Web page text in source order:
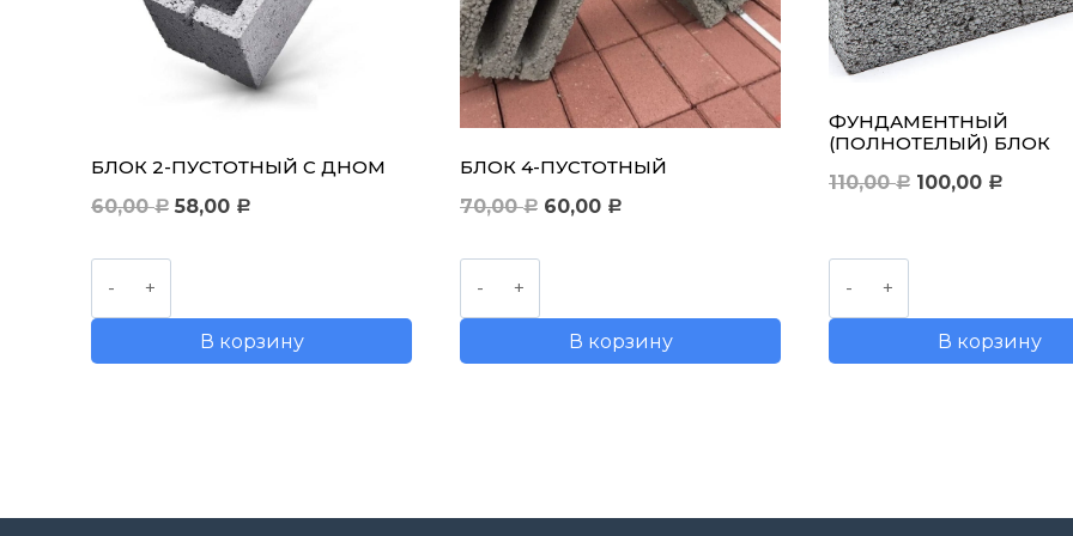
БЛОК 2-ПУСТОТНЫЙ С ДНОМ
60,00Р Первоначальная
60,00 руб..
58,00 РТекущая
товара
Блок
В корзину
БЛОК 4-ПУСТОТНЫЙ
70,00Р Первоначальная
70,00 руб..
60,00 РТекущая
товара
Блок
В корзину
ФУНДАМЕНТНЫЙ
(ПОЛНОТЕЛЫЙ) БЛОК
110,00Р 100,00 Р
товара
Фундаментный
В корзину